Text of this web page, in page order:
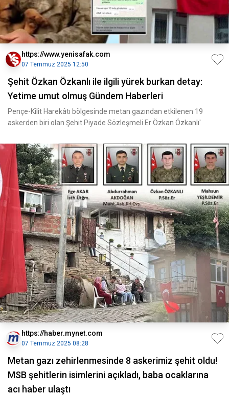
https://www.yenisafak.com
07 Temmuz 2025 12:50
Şehit Özkan Özkanlı ile ilgili yürek burkan detay:
Yetime umut olmuş Gündem Haberleri
Pençe-Kilit Harekâtı bölgesinde metan gazından etkilenen 19
askerden biri olan Şehit Piyade Sözleşmeli Er Özkan Özkanlı'
https://haber.mynet.com
07 Temmuz 2025 08:28
Metan gazı zehirlenmesinde 8 askerimiz şehit oldu!
MSB şehitlerin isimlerini açıkladı, baba ocaklarına
acı haber ulaştı